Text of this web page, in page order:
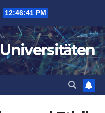
12:46:42 PM